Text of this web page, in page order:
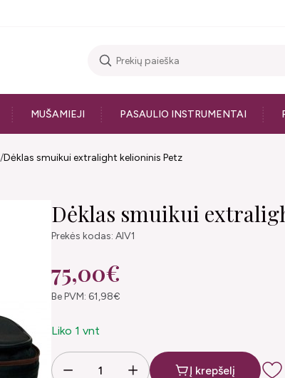
MUŠAMIEJI PASAULIO INSTRUMENTAI
Dėklas smuikui extralight kelioninis Petz
Dėklas smuikui
Prekės kodas: AIV1
75,00€
Be PVM: 61,98€
Liko 1 vnt
Į krepšelį